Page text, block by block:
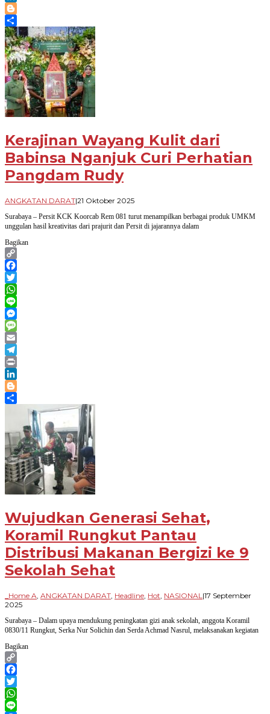
LinkedIn
Blogger
Share
Kerajinan Wayang Kulit dari
Babinsa Nganjuk Curi Perhatian
Pangdam Rudy
ANGKATAN DARAT|21 Oktober 2025oleh
Budi
Priyanto
Surabaya – Persit KCK Koorcab Rem 081 turut menampilkan berbagai produk UMKM
unggulan hasil kreativitas dari prajurit dan Persit di jajarannya dalam
Bagikan
Copy
Link
Facebook
Twitter
WhatsApp
Line
Messenger
Message
Email
Telegram
Print
LinkedIn
Blogger
Wujudkan Generasi Sehat,
Koramil Rungkut Pantau
Distribusi Makanan Bergizi ke 9
Sekolah Sehat
_Home A ANGKATAN DARAT Headline Hot NASIONAL |17 September
2025oleh
Bangsa
Surabaya – Dalam upaya mendukung peningkatan gizi anak sekolah, anggota Koramil
0830/11 Rungkut, Serka Nur Solichin dan Serda Achmad Nasrul, melaksanakan kegiatan
Bagikan
Copy
Link
Facebook
Twitter
WhatsApp